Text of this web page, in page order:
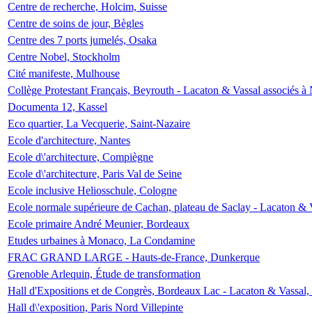
Centre de recherche, Holcim, Suisse
Centre de soins de jour, Bègles
Centre des 7 ports jumelés, Osaka
Centre Nobel, Stockholm
Cité manifeste, Mulhouse
Collège Protestant Français, Beyrouth - Lacaton & Vassal associés
Documenta 12, Kassel
Eco quartier, La Vecquerie, Saint-Nazaire
Ecole d'architecture, Nantes
Ecole d\'architecture, Compiègne
Ecole d\'architecture, Paris Val de Seine
Ecole inclusive Heliosschule, Cologne
Ecole normale supérieure de Cachan, plateau de Saclay - Lacaton &
Ecole primaire André Meunier, Bordeaux
Etudes urbaines à Monaco, La Condamine
FRAC GRAND LARGE - Hauts-de-France, Dunkerque
Grenoble Arlequin, Étude de transformation
Hall d'Expositions et de Congrès, Bordeaux Lac - Lacaton &
Hall d\'exposition, Paris Nord Villepinte